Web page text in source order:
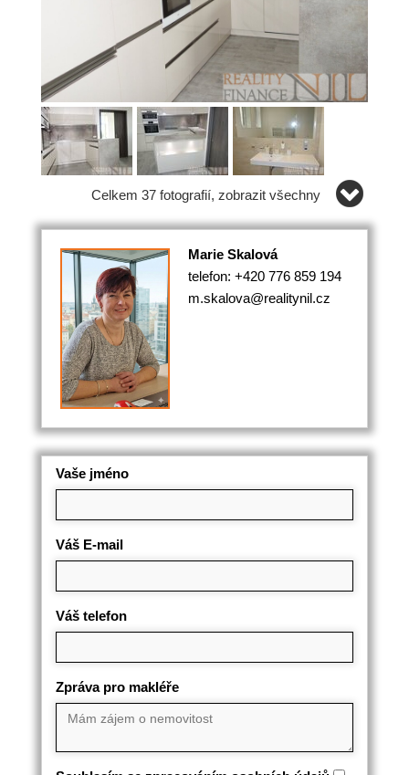
Celkem 37 fotografií, zobrazit všechny
Marie Skalová
telefon: +420 776 859 194
m.skalova@realitynil.cz
Vaše jméno
Váš E-mail
Váš telefon
Zpráva pro makléře